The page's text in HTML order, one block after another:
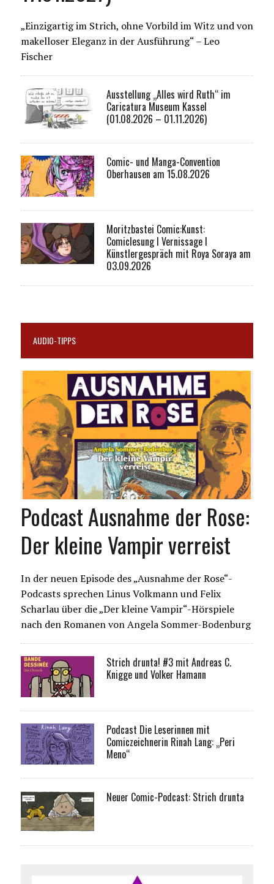
„Einzigartig im Strich, ohne Vorbild im Witz und von
makelloser Eleganz in der Ausführung“ – Leo
Fischer
Ausstellung „Alles wird Ruth“ im
Caricatura Museum Kassel
(01.08.2026 – 01.11.2026)
Comic- und Manga-Convention
Oberhausen am 15.08.2026
Moritzbastei Comic:Kunst:
Comiclesung I Vernissage I
Künstlergespräch mit Roya Soraya am
03.09.2026
AUDIO-TIPPS
Podcast Ausnahme der Rose:
Der kleine Vampir verreist
In der neuen Episode des „Ausnahme der Rose“-
Podcasts sprechen Linus Volkmann und Felix
Scharlau über die „Der kleine Vampir“-Hörspiele
nach den Romanen von Angela Sommer-Bodenburg
Strich drunta! #3 mit Andreas C.
Knigge und Volker Hamann
Podcast Die Leserinnen mit
Comiczeichnerin Rinah Lang: „Peri
Meno“
Neuer Comic-Podcast: Strich drunta